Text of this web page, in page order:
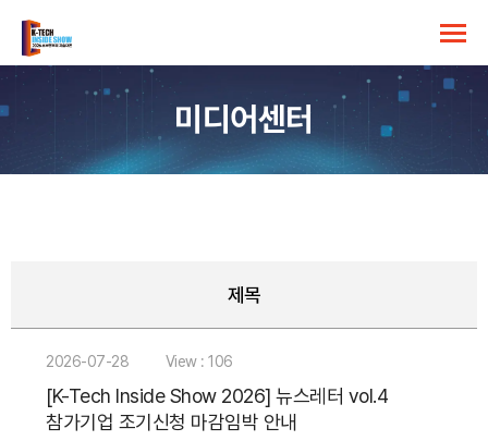
미디어센터
제목
2026-07-28 View : 106
[K-Tech Inside Show 2026] 뉴스레터 vol.4
참가기업 조기신청 마감임박 안내